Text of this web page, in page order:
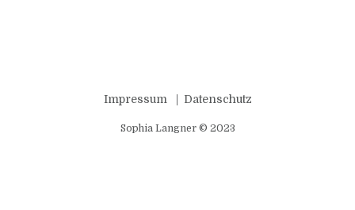
Impressum Datenschutz
Sophia Langner © 2023